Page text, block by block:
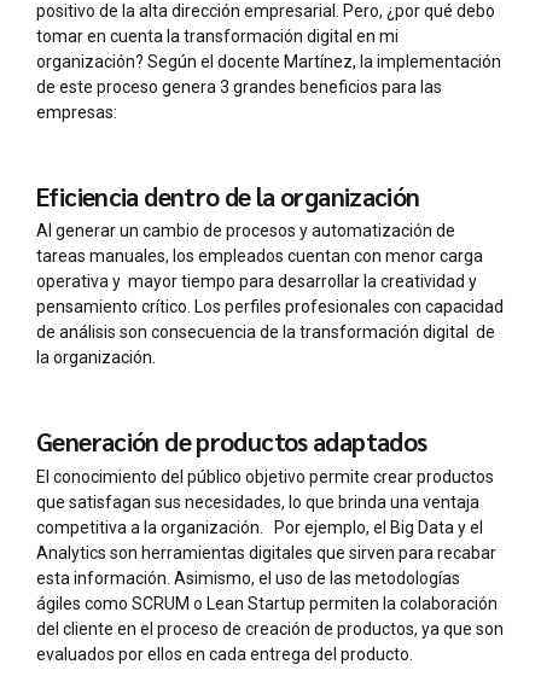
positivo de la alta dirección empresarial. Pero, ¿por qué debo
tomar en cuenta la transformación digital en mi
organización? Según el docente Martínez, la implementación
de este proceso genera 3 grandes beneficios para las
empresas:
Eficiencia dentro de la organización
Al generar un cambio de procesos y automatización de
tareas manuales, los empleados cuentan con menor carga
operativa y mayor tiempo para desarrollar la creatividad y
pensamiento crítico. Los perfiles profesionales con capacidad
de análisis son consecuencia de la transformación digital de
la organización.
Generación de productos adaptados
El conocimiento del público objetivo permite crear productos
que satisfagan sus necesidades, lo que brinda una ventaja
competitiva a la organización. Por ejemplo, el Big Data y el
Analytics son herramientas digitales que sirven para recabar
esta información. Asimismo, el uso de las metodologías
ágiles como SCRUM o Lean Startup permiten la colaboración
del cliente en el proceso de creación de productos, ya que son
evaluados por ellos en cada entrega del producto.